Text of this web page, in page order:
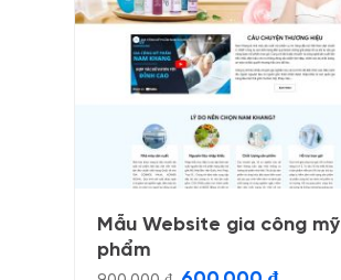
Mẫu Website gia công mỹ
phẩm
Giá
Giá